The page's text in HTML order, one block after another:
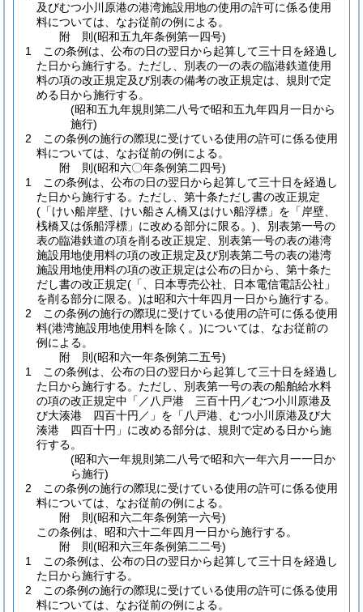
及びむつ小川原港の港湾施設用地の使用の許可に係る使用
料については、なお従前の例による。
附 則(昭和五九年条例第一四号)
1
この条例は、公布の日の翌日から起算して三十日を経過し
た日から施行する。 ただし、別表の一の表の臨港鉄道使用
料の項の改正規定及び別表の備考の改正規定は、規則で定
める日から施行する。
(昭和五九年規則第二八号で昭和五九年四月一日から
施行)
2
この条例の施行の際現に受けている使用の許可に係る使用
料については、なお従前の例による。
附 則(昭和六〇年条例第二四号)
1
この条例は、公布の日の翌日から起算して三十日を経過し
た日から施行する。 ただし、第十条ただし書の改正規定
(「けい船岸壁、けい船さん橋又はけい船浮標」を「岸壁、
桟橋又は係船浮標」に改める部分に限る。) 、別表第一号の
表の臨港鉄道の項を削る改正規定、別表第一号の表の港湾
施設用地使用料の項の改正規定及び別表第二号の表の港湾
施設用地使用料の項の改正規定は公布の日から、第十条た
だし書の改正規定(「、日本専売公社、日本電信電話公社」
を削る部分に限る。)は昭和六十年四月一日から施行する。
2
この条例の施行の際現に受けている使用の許可に係る使用
料(港湾施設用地使用料を除く。)については、なお従前の
例による。
附 則(昭和六一年条例第二五号)
1
この条例は、公布の日の翌日から起算して三十日を経過し
た日から施行する。 ただし、別表第一号の表の船舶給水料
の項の改正規定中「／八戸港 三百十円／むつ小川原港及
び大湊港 四百十円／」を「八戸港、むつ小川原港及び大
湊港 四百十円」に改める部分は、規則で定める日から施
行する。
(昭和六一年規則第二八号で昭和六一年六月一一日か
ら施行)
2
この条例の施行の際現に受けている使用の許可に係る使用
料については、なお従前の例による。
附 則(昭和六二年条例第一六号)
この条例は、昭和六十二年四月一日から施行する。
附 則(昭和六三年条例第二二号)
1
この条例は、公布の日の翌日から起算して三十日を経過し
た日から施行する。
2
この条例の施行の際現に受けている使用の許可に係る使用
料については、なお従前の例による。